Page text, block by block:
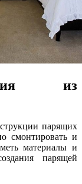
из
парящих
смонтировать и
материалы и
парящей